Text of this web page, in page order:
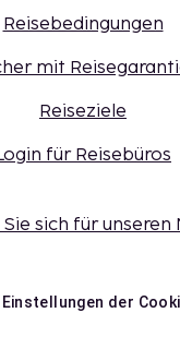
Reisebedingungen
mit
Reiseziele
für Reisebüros
sich für
Einstellungen der